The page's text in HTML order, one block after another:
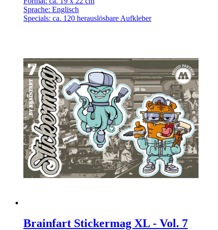
Sprache: Englisch
Specials: ca. 120 herauslösbare Aufkleber
Brainfart Stickermag XL - Vol. 7